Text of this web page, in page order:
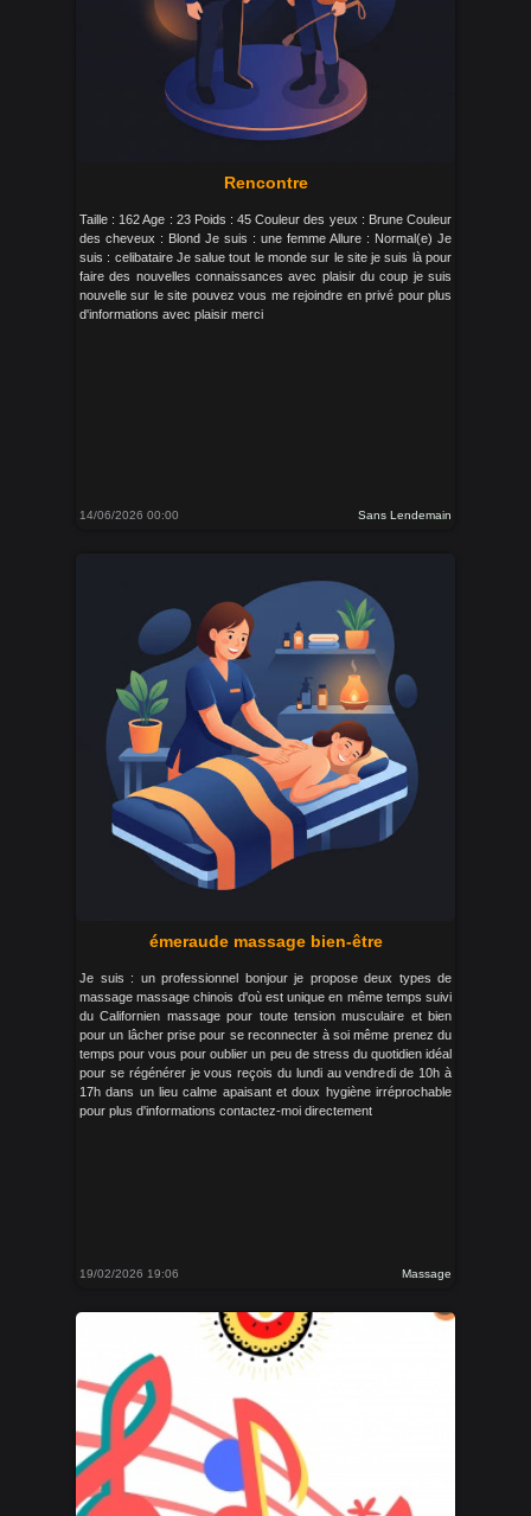
Rencontre
Taille : 162 Age : 23 Poids : 45 Couleur des yeux : Brune Couleur
des cheveux : Blond Je suis : une femme Allure : Normal(e) Je
suis : celibataire Je salue tout le monde sur le site je suis là pour
faire des nouvelles connaissances avec plaisir du coup je suis
nouvelle sur le site pouvez vous me rejoindre en privé pour plus
d'informations avec plaisir merci
14/06/2026 00:00 Sans Lendemain
émeraude massage bien-être
Je suis : un professionnel bonjour je propose deux types de
massage massage chinois d'où est unique en même temps suivi
du Californien massage pour toute tension musculaire et bien
pour un lâcher prise pour se reconnecter à soi même prenez du
temps pour vous pour oublier un peu de stress du quotidien idéal
pour se régénérer je vous reçois du lundi au vendredi de 10h à
17h dans un lieu calme apaisant et doux hygiène irréprochable
pour plus d'informations contactez-moi directement
19/02/2026 19:06 Massage